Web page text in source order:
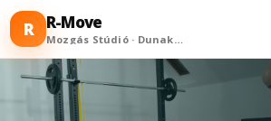
R R-Move
Mozgás Stúdió · Dunakeszi